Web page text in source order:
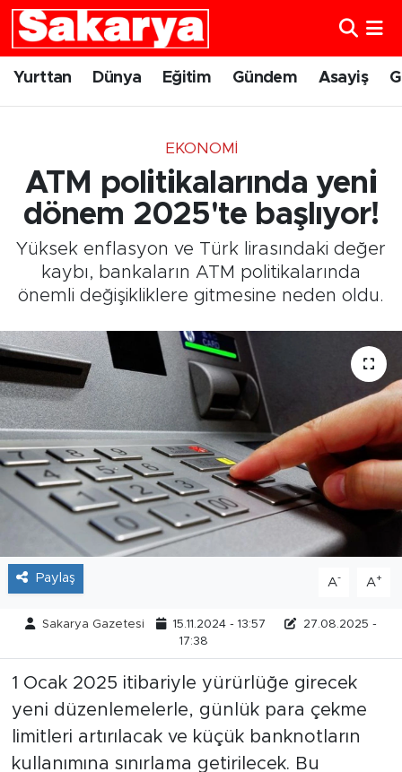
Yurttan Dünya Eğitim Gündem Asayiş
EKONOMI
ATM politikalarında yeni
dönem 2025'te başlıyor!
Yüksek enflasyon ve Türk lirasındaki değer
kaybı, bankaların ATM politikalarında
önemli değişikliklere gitmesine neden oldu.
Paylaş A- A+
Sakarya Gazetesi 15.11.2024 - 13:57
27.08.2025 -
17:38
1 Ocak 2025 itibariyle yürürlüğe girecek
yeni düzenlemelerle, günlük para çekme
limitleri artırılacak ve küçük banknotların
kullanımına sınırlama getirilecek. Bu
Yurttan
Gündem
Eskişehirspor
Spor
Sağlık
Kültür Sanat
Tarihçe
Resmi İlanlar
Söyleşi
Foto Şaka
Teknoloji
Politika
Eskişehir Nöbetçi Eczaneler
Eskişehir Trafik Yoğunluk Haritası
Süper Lig Puan Durumu ve Fikstür
Tüm Manşetler
Son Dakika Haberleri
Haber Arşivi